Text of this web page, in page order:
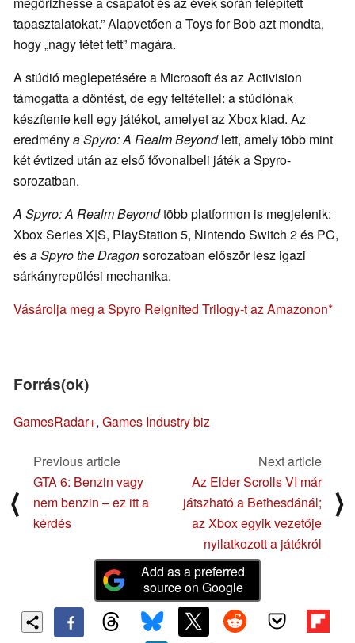
tapasztalatokat.” Alapvetően a Toys for Bob azt mondta,
hogy „nagy tétet tett” magára.
A stúdió meglepetésére a Microsoft és az Activision
támogatta a döntést, de egy feltétellel: a stúdiónak
készítenie kell egy játékot, amelyet az Xbox kiad. Az
eredménya Spyro: A Realm Beyondlett, amely több mint
két évtized után az első fővonalbeli játék a Spyro-
sorozatban.
A Spyro: A Realm Beyondtöbb platformon is megjelenik:
Xbox Series X|S, PlayStation 5, Nintendo Switch 2 és PC,
ésa Spyro the Dragonsorozatban először lesz igazi
sárkányrepülési mechanika.
Vásárolja meg a Spyro Reignited Trilogy-t az Amazonon
Forrás(ok)
GamesRadar+, Games Industry biz
⟨
Previous article
GTA 6: Benzin vagy
nem benzin – ez itt a
kérdés
Next article
Az Elder Scrolls VI már
játszható a Bethesdánál;
az Xbox egyik vezetője
nyilatkozott a játékról
⟩
Add as a preferred
source on Google